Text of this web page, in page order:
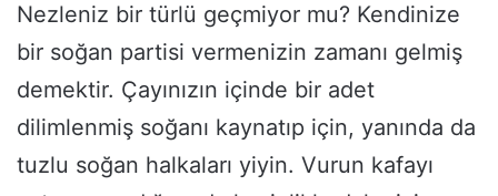
Nezleniz bir türlü geçmiyor mu? Kendinize
bir soğan partisi vermenizin zamanı gelmiş
demektir. Çayınızın içinde bir adet
dilimlenmiş soğanı kaynatıp için, yanında da
tuzlu soğan halkaları yiyin. Vurun kafayı